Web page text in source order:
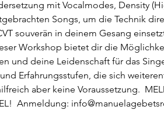
mit Vocalmodes, Density
Songs, um die Technik
souverän in deinem Gesang
Workshop bietet dir die
und deine Leidenschaft für das
Erfahrungsstufen, die sich
aber keine Voraussetzung.
Anmeldung: